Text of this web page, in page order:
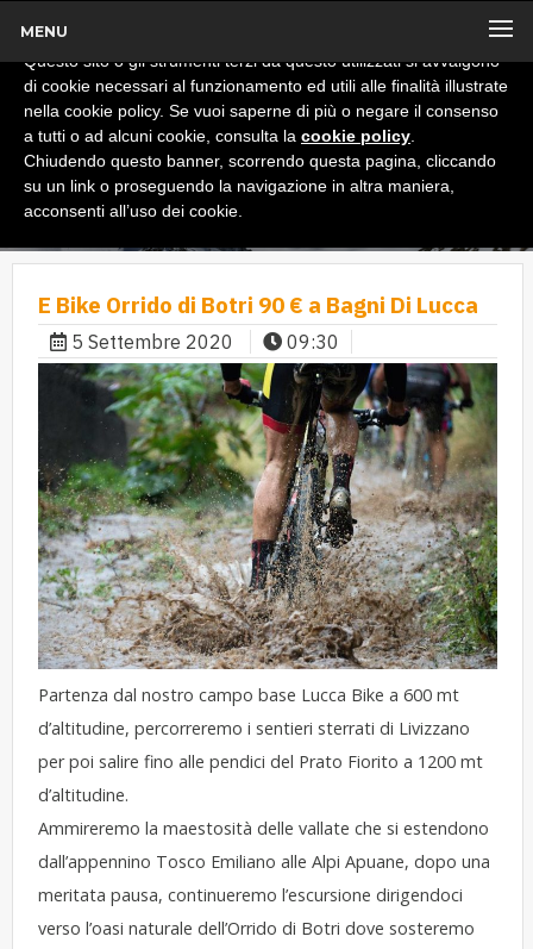
MENU
E Bike Orrido di Botri 90 € a Bagni Di Lucca
5 Settembre 2020 09:30
Partenza dal nostro campo base Lucca Bike a 600 mt
d’altitudine, percorreremo i sentieri sterrati di Livizzano
per poi salire fino alle pendici del Prato Fiorito a 1200 mt
d’altitudine.
Ammireremo la maestosità delle vallate che si estendono
dall’appennino Tosco Emiliano alle Alpi Apuane, dopo una
meritata pausa, continueremo l’escursione dirigendoci
verso l’oasi naturale dell’Orrido di Botri dove sosteremo
x
Informativa
Questo sito o gli strumenti terzi da questo utilizzati si avvalgono
di cookie necessari al funzionamento ed utili alle finalità illustrate
nella cookie policy. Se vuoi saperne di più o negare il consenso
a tutti o ad alcuni cookie, consulta la cookie policy
Chiudendo questo banner, scorrendo questa pagina, cliccando
su un link o proseguendo la navigazione in altra maniera,
acconsenti all’uso dei cookie.